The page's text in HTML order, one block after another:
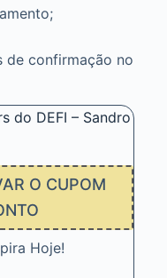
de confirmação no
do DEFI – Sandro
O CUPOM
Hoje!